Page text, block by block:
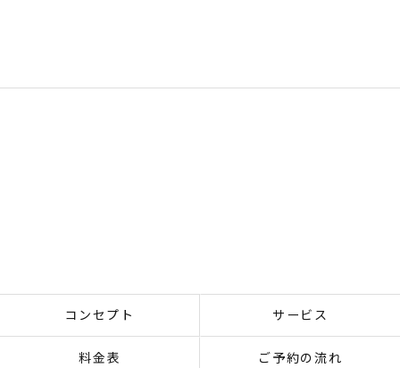
コンセプト サービス
料金表 ご予約の流れ